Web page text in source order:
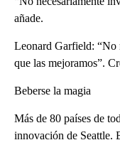
añade.
Leonard Garfield: “No
que las mejoramos”.
Beberse la magia
Más de 80 países de
innovación de Seattle.